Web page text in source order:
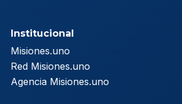
Institucional
Misiones.uno
Red Misiones.uno
Agencia Misiones.uno